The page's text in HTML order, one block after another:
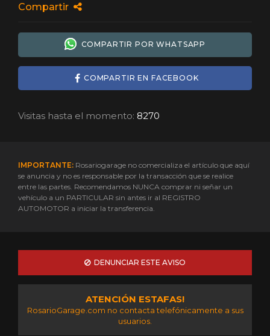
Compartir
COMPARTIR POR WHATSAPP
COMPARTIR EN FACEBOOK
Visitas hasta el momento: 8270
IMPORTANTE: Rosariogarage no comercializa el artículo que aquí
se anuncia y no es responsable por la transacción que se realice
entre las partes. Recomendamos NUNCA comprar ni señar un
vehículo a un PARTICULAR sin antes ir al REGISTRO
AUTOMOTOR a iniciar la transferencia.
DENUNCIAR ESTE AVISO
ATENCIÓN ESTAFAS!
RosarioGarage.com no contacta telefónicamente a sus
usuarios.